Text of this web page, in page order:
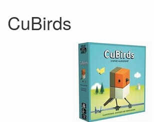
CuBirds